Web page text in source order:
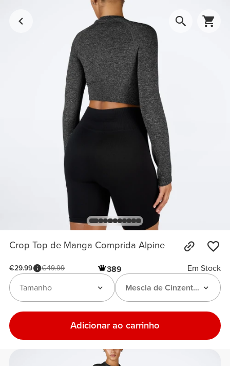
Crop Top de Manga Comprida Alpine
€29.99 €49.99 389
Em Stock
Mescla de Cinzento-Escuro
Tamanho
Adicionar ao carrinho